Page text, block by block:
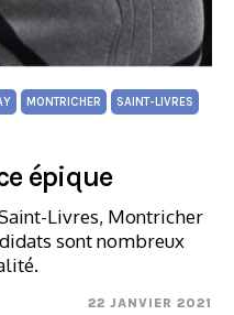
MONTRICHER SAINT-LIVRES
épique
Livres, Montricher
sont nombreux
22 JANVIER 2021